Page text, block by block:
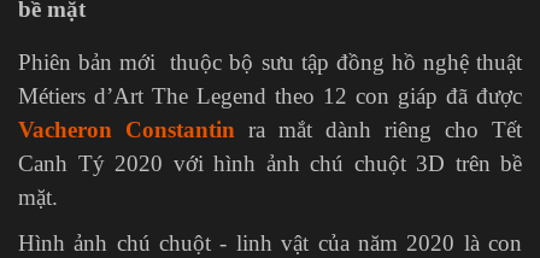
bề mặt
Phiên bản mới thuộc bộ sưu tập đồng hồ nghệ thuật
Métiers d’Art The Legend theo 12 con giáp đã được
Vacheron Constantin ra mắt dành riêng cho Tết
Canh Tý 2020 với hình ảnh chú chuột 3D trên bề
mặt.
Hình ảnh chú chuột - linh vật của năm 2020 là con